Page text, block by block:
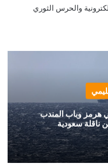
والحرس الثوري
هرمز وباب المندب
ناقلة سعودية